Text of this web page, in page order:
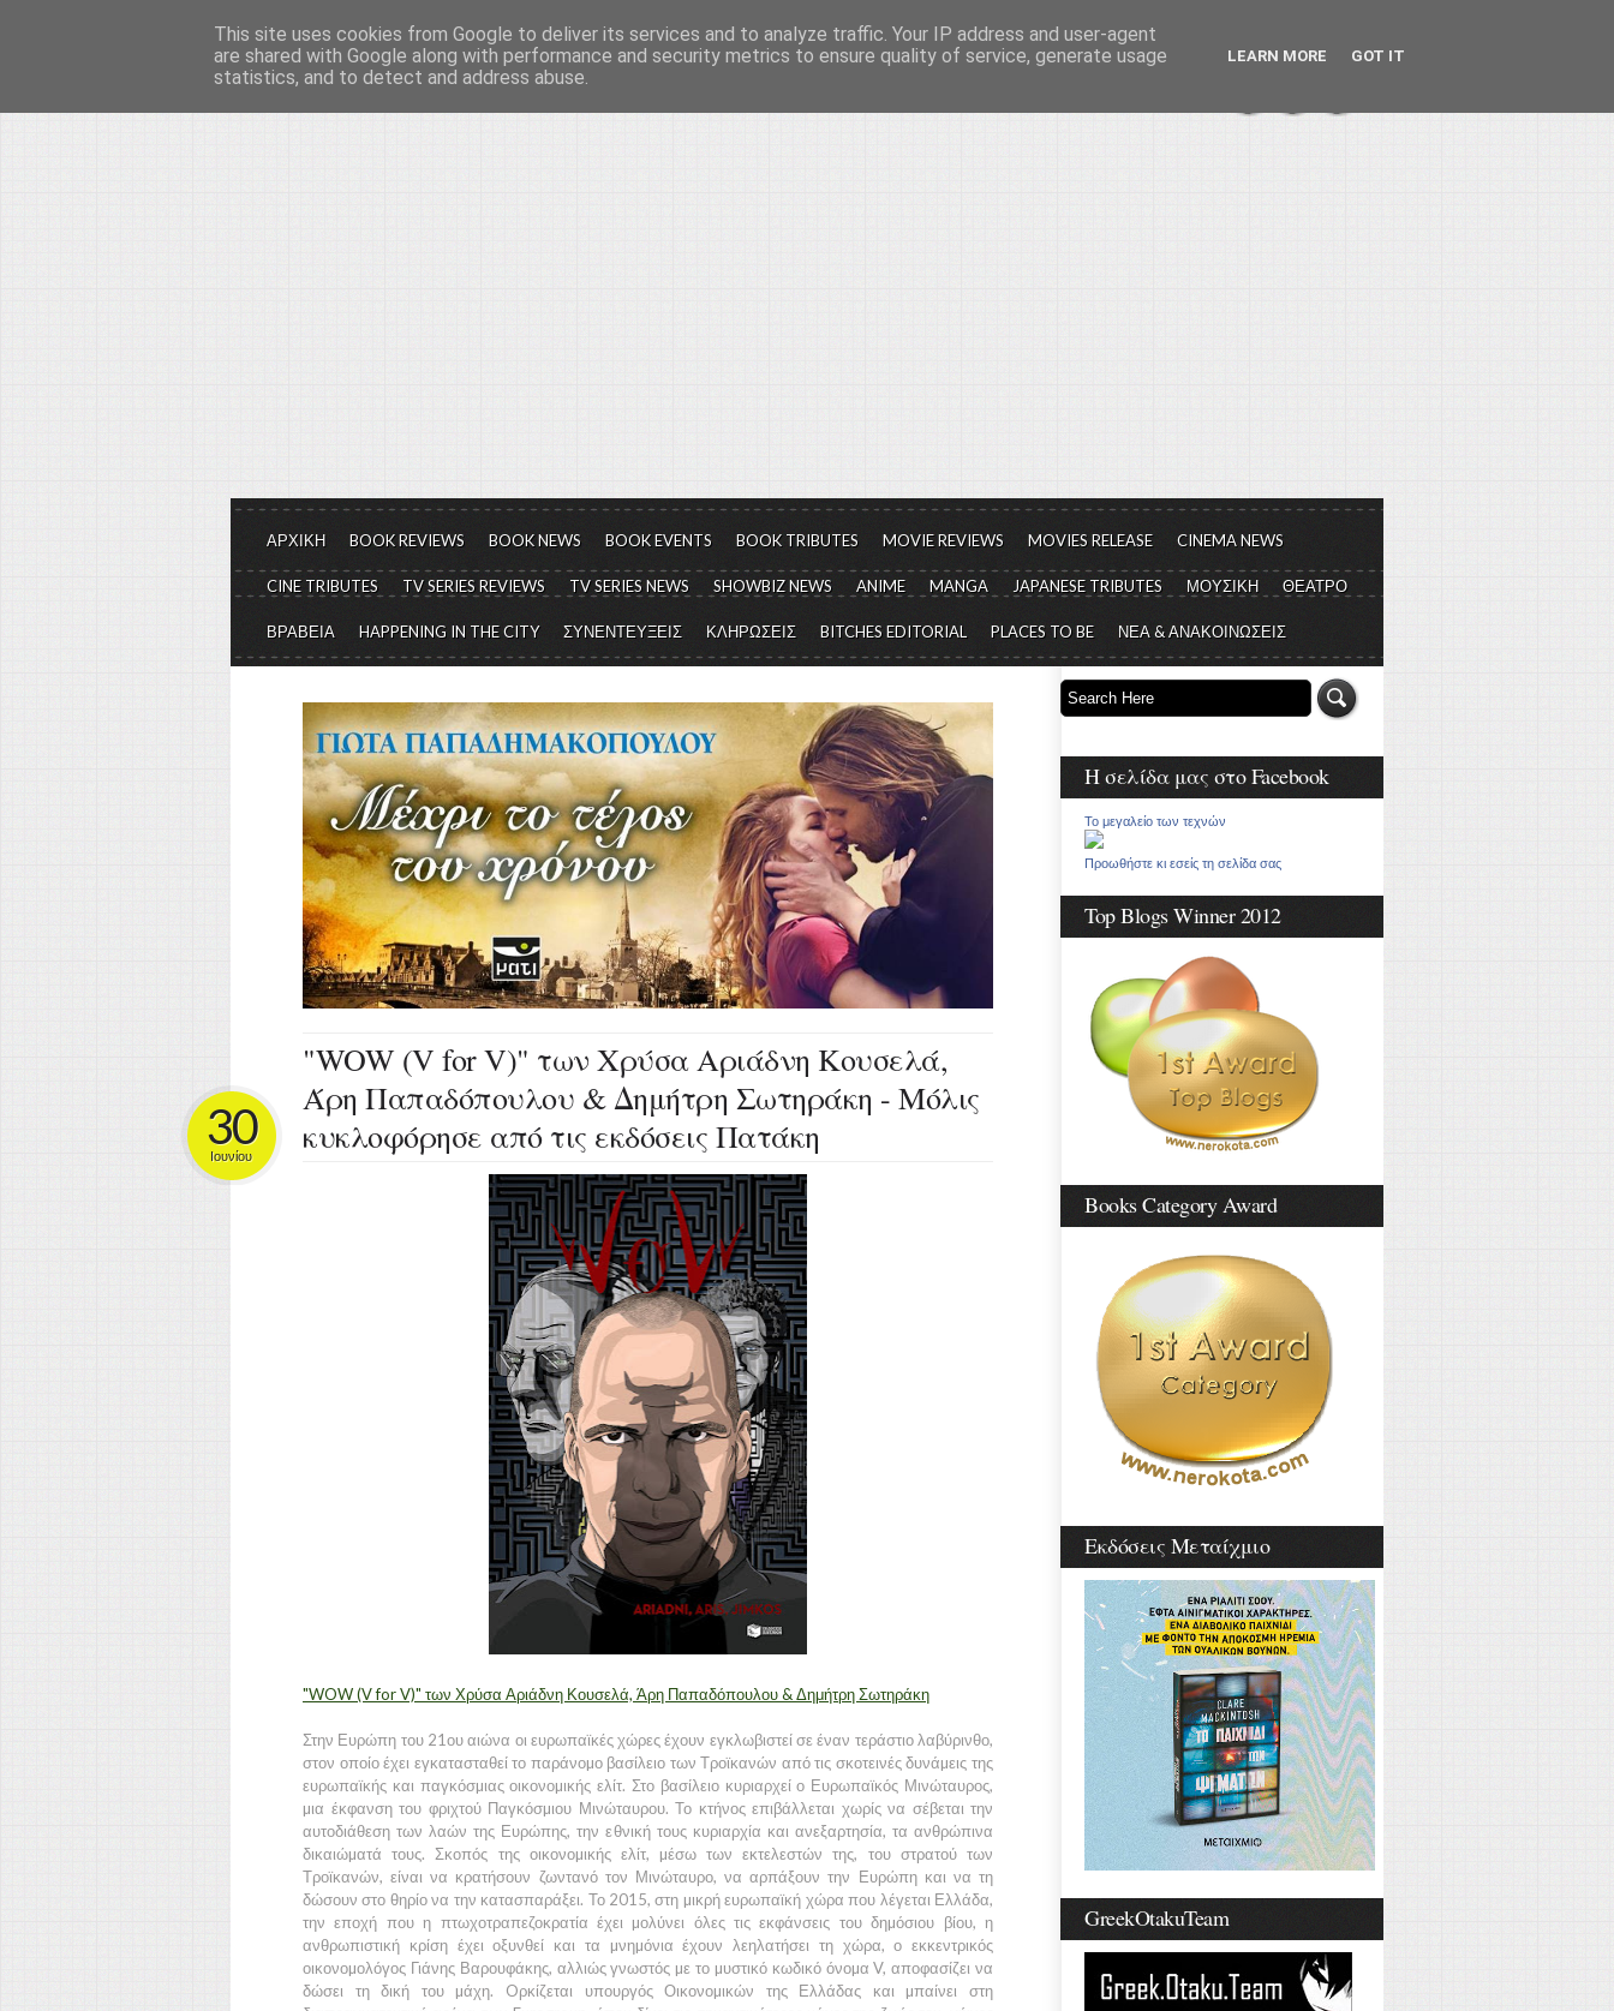
Το μεγαλείο των Τεχνών...
Είμαστε πάντα εδώ για να μιλάμε για τον πολιτισμό, σε κάθε του μορφή και έκταση...
ΑΡΧΙΚΗ BOOK REVIEWS BOOK NEWS BOOK EVENTS BOOK TRIBUTES MOVIE REVIEWS MOVIES RELEASE CINEMA NEWS
CINE TRIBUTES TV SERIES REVIEWS TV SERIES NEWS SHOWBIZ NEWS ANIME MANGA JAPANESE TRIBUTES ΜΟΥΣΙΚΗ ΘΕΑΤΡΟ
ΒΡΑΒΕΙΑ HAPPENING IN THE CITY ΣΥΝΕΝΤΕΥΞΕΙΣ ΚΛΗΡΩΣΕΙΣ BITCHES EDITORIAL PLACES TO BE ΝΕΑ & ΑΝΑΚΟΙΝΩΣΕΙΣ
"WOW (V for V)" των Χρύσα Αριάδνη Κουσελά,
Άρη Παπαδόπουλου & Δημήτρη Σωτηράκη - Μόλις
κυκλοφόρησε από τις εκδόσεις Πατάκη
30
Ιουνίου
"WOW (V for V)" των Χρύσα Αριάδνη Κουσελά, Άρη Παπαδόπουλου & Δημήτρη Σωτηράκη
Στην Ευρώπη του 21ου αιώνα οι ευρωπαϊκές χώρες έχουν εγκλωβιστεί σε έναν τεράστιο λαβύρινθο,
στον οποίο έχει εγκατασταθεί το παράνοµο βασίλειο των Τροϊκανών από τις σκοτεινές δυνάµεις της
ευρωπαϊκής και παγκόσµιας οικονοµικής ελίτ. Στο βασίλειο κυριαρχεί ο Ευρωπαϊκός Μινώταυρος,
µια έκφανση του φριχτού Παγκόσµιου Μινώταυρου. Το κτήνος επιβάλλεται χωρίς να σέβεται την
αυτοδιάθεση των λαών της Ευρώπης, την εθνική τους κυριαρχία και ανεξαρτησία, τα ανθρώπινα
δικαιώµατά τους. Σκοπός της οικονοµικής ελίτ, µέσω των εκτελεστών της, του στρατού των
Τροϊκανών, είναι να κρατήσουν ζωντανό τον Μινώταυρο, να αρπάξουν την Ευρώπη και να τη
δώσουν στο θηρίο να την κατασπαράξει. Το 2015, στη µικρή ευρωπαϊκή χώρα που λέγεται Ελλάδα,
την εποχή που η πτωχοτραπεζοκρατία έχει µολύνει όλες τις εκφάνσεις του δηµόσιου βίου, η
ανθρωπιστική κρίση έχει οξυνθεί και τα µνηµόνια έχουν λεηλατήσει τη χώρα, ο εκκεντρικός
οικονοµολόγος Γιάνης Βαρουφάκης, αλλιώς γνωστός µε το µυστικό κωδικό όνοµα V, αποφασίζει να
δώσει τη δική του µάχη. Oρκίζεται υπουργός Οικονοµικών της Ελλάδας και µπαίνει στη
Η σελίδα μας στο Facebook
Το μεγαλείο των τεχνών
Προωθήστε κι εσείς τη σελίδα σας
Top Blogs Winner 2012
Books Category Award
Εκδόσεις Μεταίχμιο
GreekOtakuTeam
This site uses cookies from Google to deliver its services and to analyze traffic. Your IP address and user-agent
are shared with Google along with performance and security metrics to ensure quality of service, generate usage
statistics, and to detect and address abuse.
LEARN MORE GOT IT